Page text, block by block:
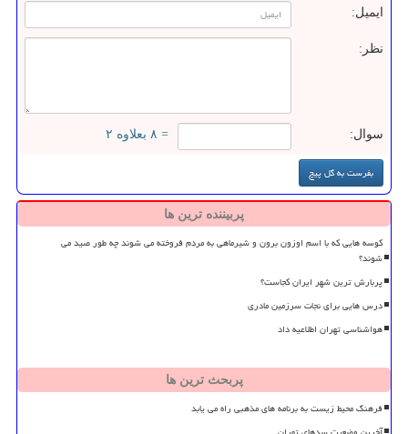
ایمیل:
نظر:
سوال: = ۸ بعلاوه ۲
پربیننده ترین ها
کوسه هایی که با اسم اوزون برون و شیرماهی به مردم فروخته می شوند چه طور صید می
شوند؟
پربارش ترین شهر ایران کجاست؟
درس هایی برای نجات سرزمین مادری
هواشناسی تهران اطلاعیه داد
پربحث ترین ها
فرهنگ محیط زیست به برنامه های مذهبی راه می یابد